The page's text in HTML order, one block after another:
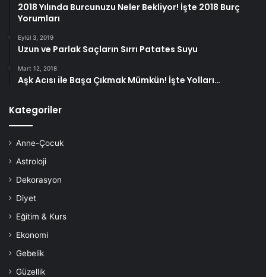
2018 Yılında Burcunuzu Neler Bekliyor! İşte 2018 Burç
Yorumları
Eylül 3, 2019
Uzun ve Parlak Saçların Sırrı Patates Suyu
Mart 12, 2018
Aşk Acısı ile Başa Çıkmak Mümkün! İşte Yolları…
Kategoriler
Anne-Çocuk
Astroloji
Dekorasyon
Diyet
Eğitim & Kurs
Ekonomi
Gebelik
Güzellik